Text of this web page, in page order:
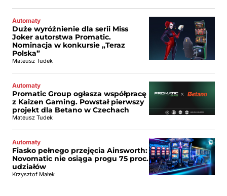
Automaty
Duże wyróżnienie dla serii Miss
Joker autorstwa Promatic.
Nominacja w konkursie „Teraz
Polska”
Mateusz Tudek
Automaty
Promatic Group ogłasza współpracę
z Kaizen Gaming. Powstał pierwszy
projekt dla Betano w Czechach
Mateusz Tudek
Automaty
Fiasko pełnego przejęcia Ainsworth:
Novomatic nie osiąga progu 75 proc.
udziałów
Krzysztof Małek